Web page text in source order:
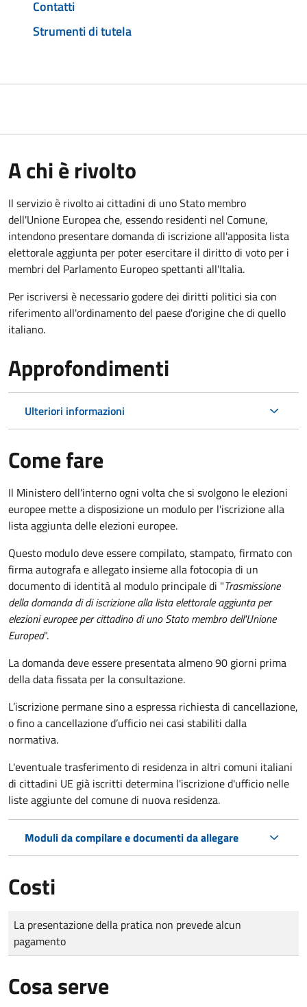
Contatti
Strumenti di tutela
A chi è rivolto
Il servizio è rivolto ai cittadini di uno Stato membro
dell'Unione Europea che, essendo residenti nel Comune,
intendono presentare domanda di iscrizione all'apposita lista
elettorale aggiunta per poter esercitare il diritto di voto per i
membri del Parlamento Europeo spettanti all'Italia.
Per iscriversi è necessario godere dei diritti politici sia con
riferimento all'ordinamento del paese d'origine che di quello
italiano.
Approfondimenti
Ulteriori informazioni
Come fare
Il Ministero dell'interno ogni volta che si svolgono le elezioni
europee mette a disposizione un modulo per l'iscrizione alla
lista aggiunta delle elezioni europee.
Questo modulo deve essere compilato, stampato, firmato con
firma autografa e allegato insieme alla fotocopia di un
documento di identità al modulo principale di "Trasmissione
della domanda di di iscrizione alla lista elettorale aggiunta per
elezioni europee per cittadino di uno Stato membro dell'Unione
Europea".
La domanda deve essere presentata almeno 90 giorni prima
della data fissata per la consultazione.
L’iscrizione permane sino a espressa richiesta di cancellazione,
o fino a cancellazione d’ufficio nei casi stabiliti dalla
normativa.
L'eventuale trasferimento di residenza in altri comuni italiani
di cittadini UE già iscritti determina l'iscrizione d'ufficio nelle
liste aggiunte del comune di nuova residenza.
Moduli da compilare e documenti da allegare
Costi
Tipo di pagamento
Importo
La presentazione della pratica non prevede alcun
pagamento
Cosa serve